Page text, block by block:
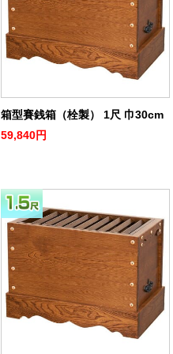
箱型賽銭箱（栓製） 1尺 巾30cm
59,840円